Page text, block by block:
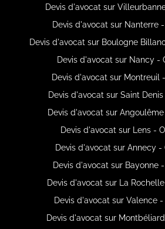
Devis d'avocat sur
Devis d'avocat sur Nanterre
Devis d'avocat sur Boulogne
Devis d'avocat sur Nancy -
Devis d'avocat sur Montreuil
Devis d'avocat sur Saint
Devis d'avocat sur
Devis d'avocat sur Lens -
Devis d'avocat sur Annecy -
Devis d'avocat sur Bayonne
Devis d'avocat sur La
Devis d'avocat sur Valence
Devis d'avocat sur